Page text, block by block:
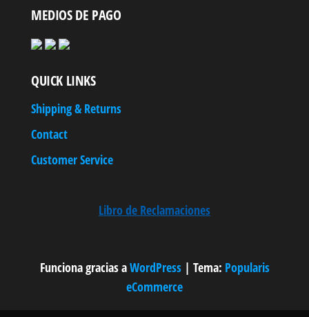
MEDIOS DE PAGO
QUICK LINKS
Shipping & Returns
Contact
Customer Service
Libro de Reclamaciones
Funciona gracias aWordPress | Tema: Popularis
eCommerce